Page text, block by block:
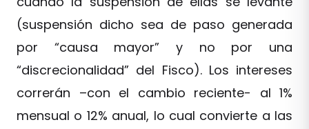
(suspensión dicho sea de paso generada
por “causa mayor” y no por una
“discrecionalidad” del Fisco). Los intereses
correrán –con el cambio reciente- al 1%
mensual o 12% anual, lo cual convierte a las